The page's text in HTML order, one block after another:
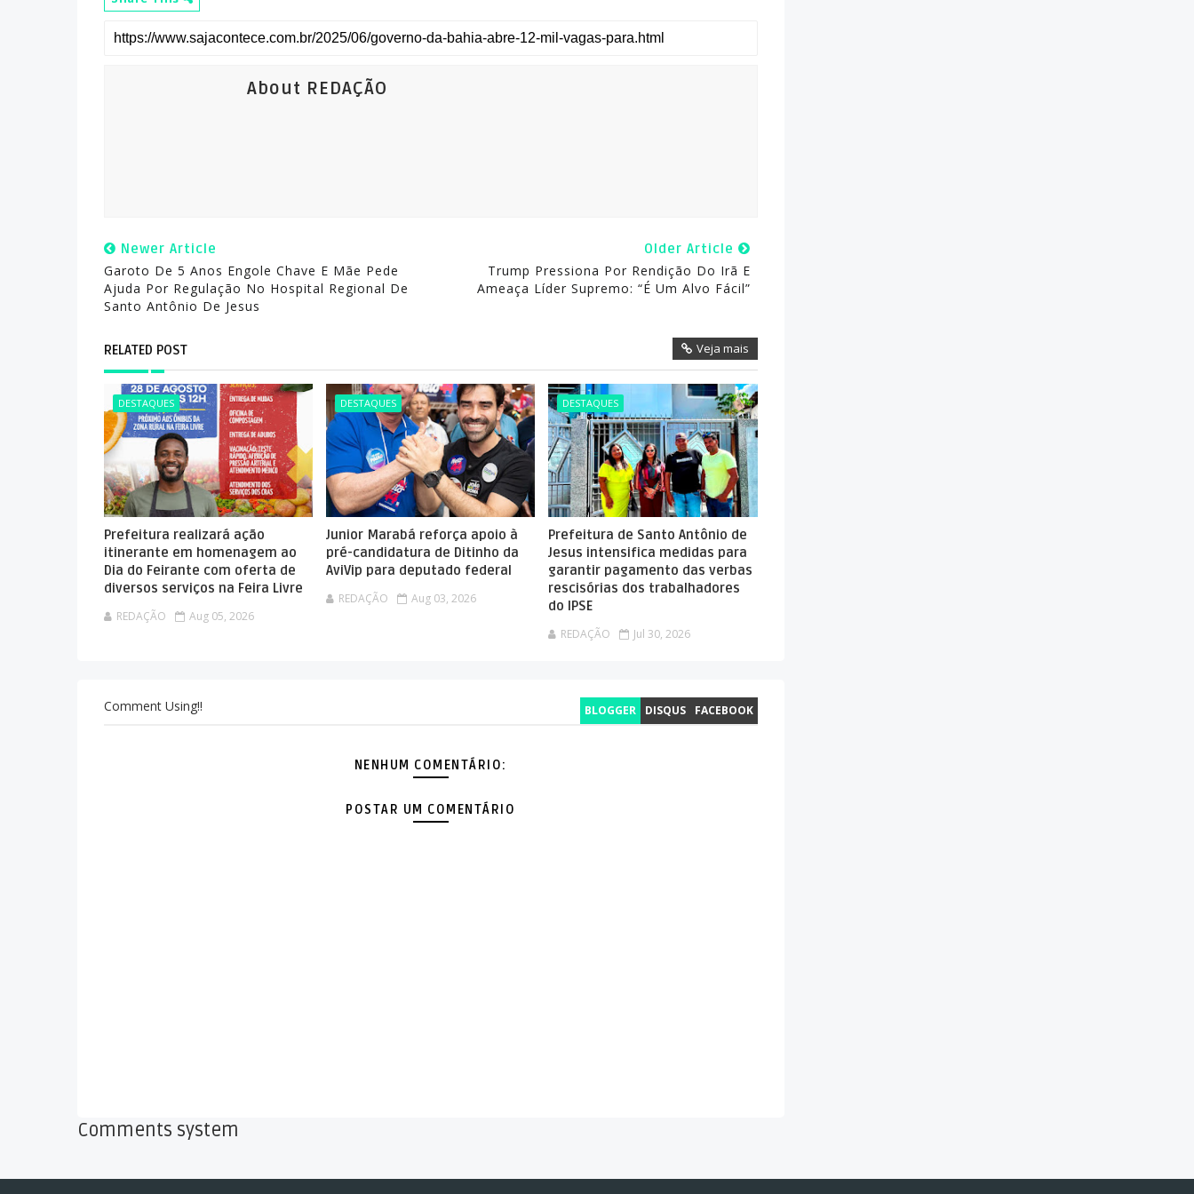
About REDAÇÃO
Newer Article
Garoto De 5 Anos Engole Chave E Mãe Pede
Ajuda Por Regulação No Hospital Regional De
Santo Antônio De Jesus
Older Article
Trump Pressiona Por Rendição Do Irã E
Ameaça Líder Supremo: “É Um Alvo Fácil”
RELATED POST Veja mais
DESTAQUES
Prefeitura realizará ação
itinerante em homenagem ao
Dia do Feirante com oferta de
diversos serviços na Feira Livre
REDAÇÃO Aug 05, 2026
DESTAQUES
Junior Marabá reforça apoio à
pré-candidatura de Ditinho da
AviVip para deputado federal
REDAÇÃO Aug 03, 2026
DESTAQUES
Prefeitura de Santo Antônio de
Jesus intensifica medidas para
garantir pagamento das verbas
rescisórias dos trabalhadores
do IPSE
REDAÇÃO Jul 30, 2026
BLOGGER DISQUS FACEBOOK
Comment Using!!
NENHUM COMENTÁRIO:
POSTAR UM COMENTÁRIO
Comments system